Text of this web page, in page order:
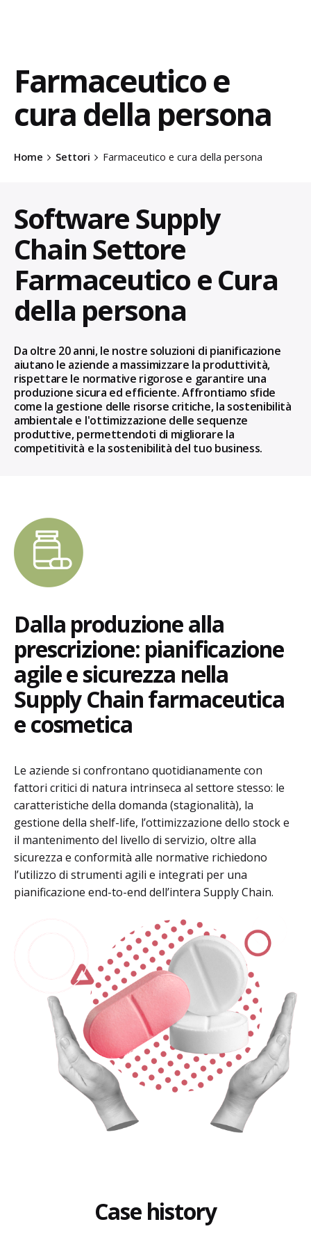
Farmaceutico e
cura della persona
Home Settori Farmaceutico e cura della persona
Software Supply
Chain Settore
Farmaceutico e Cura
della persona
Da oltre 20 anni, le nostre soluzioni di pianificazione
aiutano le aziende a massimizzare la produttività,
rispettare le normative rigorose e garantire una
produzione sicura ed efficiente. Affrontiamo sfide
come la gestione delle risorse critiche, la sostenibilità
ambientale e l'ottimizzazione delle sequenze
produttive, permettendoti di migliorare la
competitività e la sostenibilità del tuo business.
Dalla produzione alla
prescrizione: pianificazione
agile e sicurezza nella
Supply Chain farmaceutica
e cosmetica
Le aziende si confrontano quotidianamente con
fattori critici di natura intrinseca al settore stesso: le
caratteristiche della domanda (stagionalità), la
gestione della shelf-life, l’ottimizzazione dello stock e
il mantenimento del livello di servizio, oltre alla
sicurezza e conformità alle normative richiedono
l’utilizzo di strumenti agili e integrati per una
pianificazione end-to-end dell’intera Supply Chain.
Case history